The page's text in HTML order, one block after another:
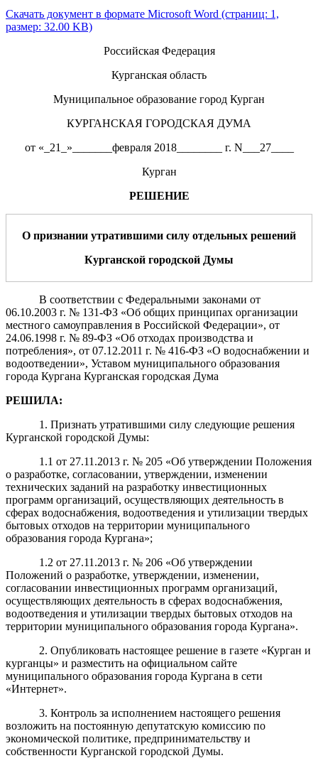
Скачать документ в формате Microsoft Word (страниц: 1,
размер: 32.00 KB)
Российская Федерация
Курганская область
Муниципальное образование город Курган
КУРГАНСКАЯ ГОРОДСКАЯ ДУМА
от «_21_»_______февраля 2018________ г. N___27____
Курган
РЕШЕНИЕ
О признании утратившими силу отдельных решений
Курганской городской Думы
В соответствии с Федеральными законами от
06.10.2003 г. № 131-ФЗ «Об общих принципах организации
местного самоуправления в Российской Федерации», от
24.06.1998 г. № 89-ФЗ «Об отходах производства и
потребления», от 07.12.2011 г. № 416-ФЗ «О водоснабжении и
водоотведении», Уставом муниципального образования
города Кургана Курганская городская Дума
РЕШИЛА:
1. Признать утратившими силу следующие решения
Курганской городской Думы:
1.1 от 27.11.2013 г. № 205 «Об утверждении Положения
о разработке, согласовании, утверждении, изменении
технических заданий на разработку инвестиционных
программ организаций, осуществляющих деятельность в
сферах водоснабжения, водоотведения и утилизации твердых
бытовых отходов на территории муниципального
образования города Кургана»;
1.2 от 27.11.2013 г. № 206 «Об утверждении
Положений о разработке, утверждении, изменении,
согласовании инвестиционных программ организаций,
осуществляющих деятельность в сферах водоснабжения,
водоотведения и утилизации твердых бытовых отходов на
территории муниципального образования города Кургана».
2. Опубликовать настоящее решение в газете «Курган и
курганцы» и разместить на официальном сайте
муниципального образования города Кургана в сети
«Интернет».
3. Контроль за исполнением настоящего решения
возложить на постоянную депутатскую комиссию по
экономической политике, предпринимательству и
собственности Курганской городской Думы.